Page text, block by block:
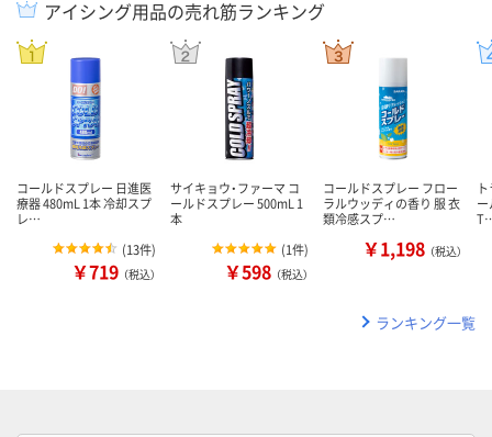
アイシング用品の売れ筋ランキング
コールドスプレー 日進医
療器 480mL 1本 冷却スプ
レ…
(13件)
￥719 （税込）
サイキョウ・ファーマ コ
ールドスプレー 500mL 1
本
(1件)
￥598 （税込）
コールドスプレー フロー
ラルウッディの香り 服 衣
類冷感スプ…
￥1,198 （税込）
ランキング一覧